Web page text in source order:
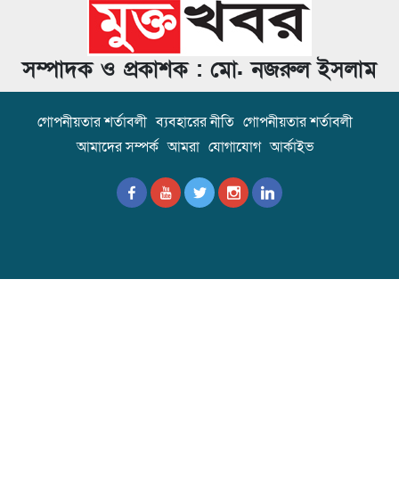
সম্পাদক ও প্রকাশক : মো. নজরুল ইসলাম
গোপনীয়তার শর্তাবলী ব্যবহারের নীতি গোপনীয়তার শর্তাবলী
আমাদের সম্পর্ক আমরা যোগাযোগ আর্কাইভ